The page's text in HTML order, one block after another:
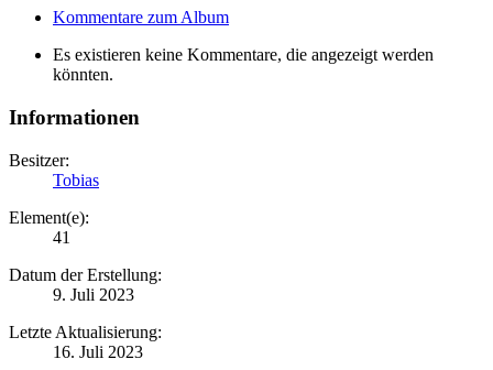
Kommentare zum Album
Es existieren keine Kommentare, die angezeigt werden
könnten.
Informationen
Besitzer:
Tobias
Element(e):
41
Datum der Erstellung:
9. Juli 2023
Letzte Aktualisierung:
16. Juli 2023